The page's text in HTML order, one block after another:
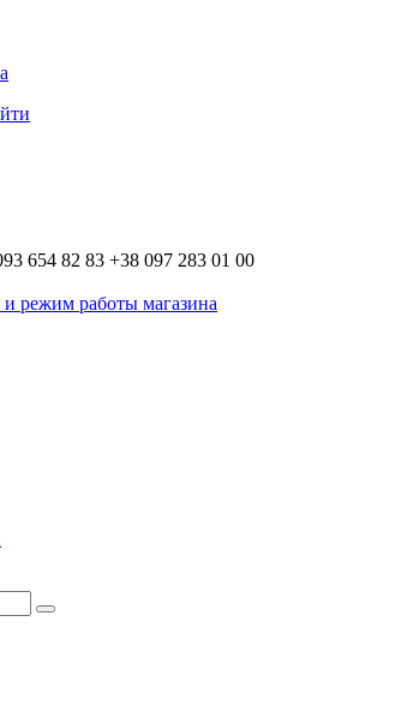
654 82 83 +38 097 283 01 00
и режим работы магазина